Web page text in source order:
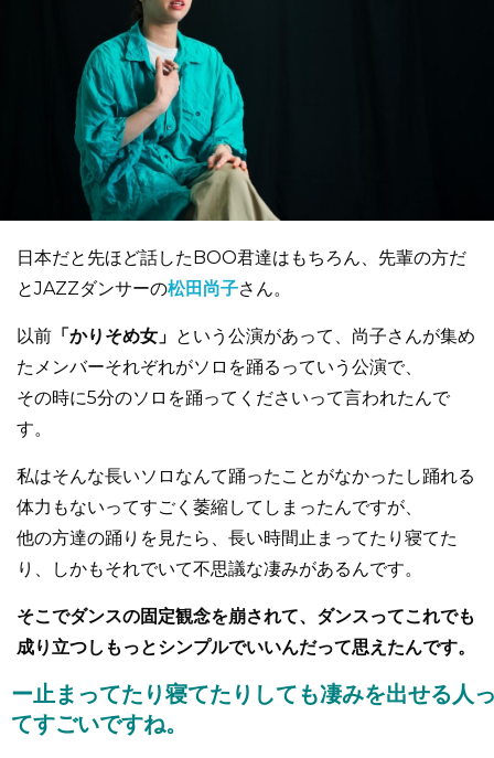
日本だと先ほど話したBOO君達はもちろん、先輩の方だ
とJAZZダンサーの松田尚子さん。
以前 「かりそめ女」 という公演があって、尚子さんが集め
たメンバーそれぞれがソロを踊るっていう公演で、
その時に5分のソロを踊ってくださいって言われたんで
す。
私はそんな長いソロなんて踊ったことがなかったし踊れる
体力もないってすごく萎縮してしまったんですが、
他の方達の踊りを見たら、長い時間止まってたり寝てた
り、しかもそれでいて不思議な凄みがあるんです。
そこでダンスの固定観念を崩されて、ダンスってこれでも
成り立つしもっとシンプルでいいんだって思えたんです。
ー止まってたり寝てたりしても凄みを出せる人
てすごいですね。